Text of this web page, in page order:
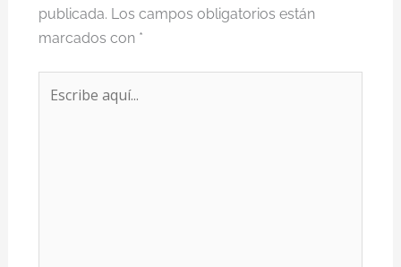
publicada. Los campos obligatorios están
marcados con *